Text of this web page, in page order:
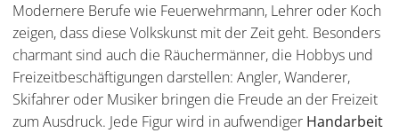
Modernere Berufe wie Feuerwehrmann, Lehrer oder Koch
zeigen, dass diese Volkskunst mit der Zeit geht. Besonders
charmant sind auch die Räuchermänner, die Hobbys und
Freizeitbeschäftigungen darstellen: Angler, Wanderer,
Skifahrer oder Musiker bringen die Freude an der Freizeit
zum Ausdruck. Jede Figur wird in aufwendiger Handarbeit